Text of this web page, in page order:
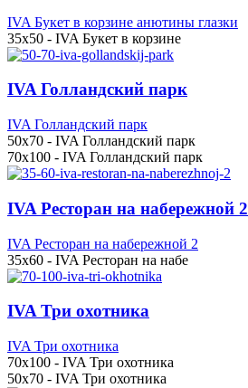
IVA Букет в корзине анютины глазки
35x50 - IVA Букет в корзине
IVA Голландский парк
IVA Голландский парк
50x70 - IVA Голландский парк
70x100 - IVA Голландский парк
IVA Ресторан на набережной 2
IVA Ресторан на набережной 2
35x60 - IVA Ресторан на набе
IVA Три охотника
IVA Три охотника
70x100 - IVA Три охотника
50x70 - IVA Три охотника